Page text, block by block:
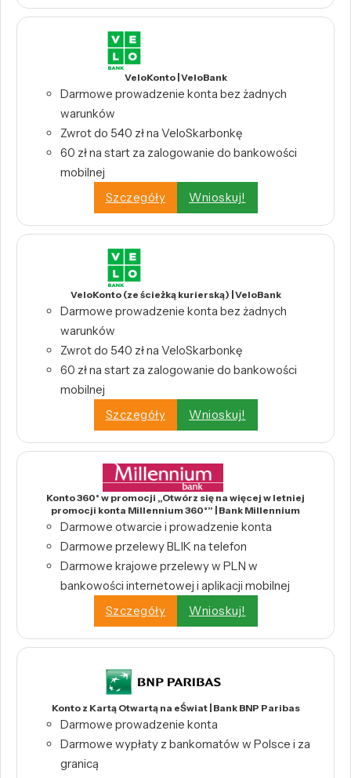
VeloKonto | VeloBank
Darmowe prowadzenie konta bez żadnych
warunków
Zwrot do 540 zł na VeloSkarbonkę
60 zł na start za zalogowanie do bankowości
mobilnej
Szczegóły
Wnioskuj!
VeloKonto (ze ścieżką kurierską) | VeloBank
Darmowe prowadzenie konta bez żadnych
warunków
Zwrot do 540 zł na VeloSkarbonkę
60 zł na start za zalogowanie do bankowości
mobilnej
Szczegóły
Wnioskuj!
Konto 360° w promocji „Otwórz się na więcej w letniej
promocji konta Millennium 360°” | Bank Millennium
Darmowe otwarcie i prowadzenie konta
Darmowe przelewy BLIK na telefon
Darmowe krajowe przelewy w PLN w
bankowości internetowej i aplikacji mobilnej
Szczegóły
Wnioskuj!
Konto z Kartą Otwartą na eŚwiat | Bank BNP Paribas
Darmowe prowadzenie konta
Darmowe wypłaty z bankomatów w Polsce i za
granicą